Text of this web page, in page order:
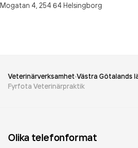
Mogatan 4, 254 64 Helsingborg
Veterinärverksamhet Västra Götalands
Fyrfota Veterinärpraktik
Olika telefonformat